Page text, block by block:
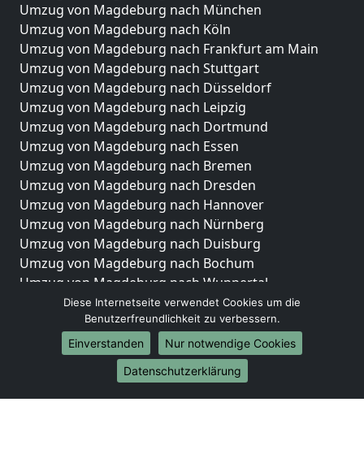
Umzug von Magdeburg nach München
Umzug von Magdeburg nach Köln
Umzug von Magdeburg nach Frankfurt am Main
Umzug von Magdeburg nach Stuttgart
Umzug von Magdeburg nach Düsseldorf
Umzug von Magdeburg nach Leipzig
Umzug von Magdeburg nach Dortmund
Umzug von Magdeburg nach Essen
Umzug von Magdeburg nach Bremen
Umzug von Magdeburg nach Dresden
Umzug von Magdeburg nach Hannover
Umzug von Magdeburg nach Nürnberg
Umzug von Magdeburg nach Duisburg
Umzug von Magdeburg nach Bochum
Umzug von Magdeburg nach Wuppertal
Umzug von Magdeburg nach Bielefeld
Umzug von Magdeburg nach Bonn
Umzug von Magdeburg nach Münster
Internationale-Umzüge
Umzug von Magdeburg nach Brasilien
Diese Internetseite verwendet Cookies um die
Benutzerfreundlichkeit zu verbessern.
Einverstanden
Nur notwendige Cookies
Datenschutzerklärung